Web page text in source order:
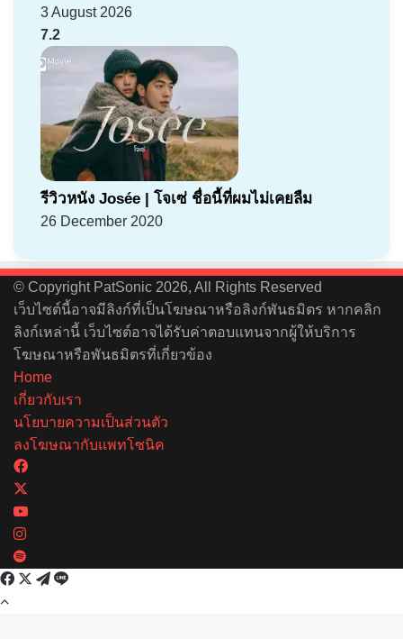
3 August 2026
7.2
รีวิวหนัง Josée | โจเซ่ ชื่อนี้ที่ผมไม่เคยลืม
26 December 2020
© Copyright PatSonic 2026, All Rights Reserved
เว็บไซต์นี้อาจมีลิงก์ที่เป็นโฆษณาหรือลิงก์พันธมิตร หากคลิก
ลิงก์เหล่านี้ เว็บไซต์อาจได้รับค่าตอบแทนจากผู้ให้บริการ
โฆษณาหรือพันธมิตรที่เกี่ยวข้อง
Home
เกี่ยวกับเรา
นโยบายความเป็นส่วนตัว
ลงโฆษณากับแพทโซนิค
Facebook
YouTube
Instagram
Spotify
Facebook
X Telegram
Line
Back